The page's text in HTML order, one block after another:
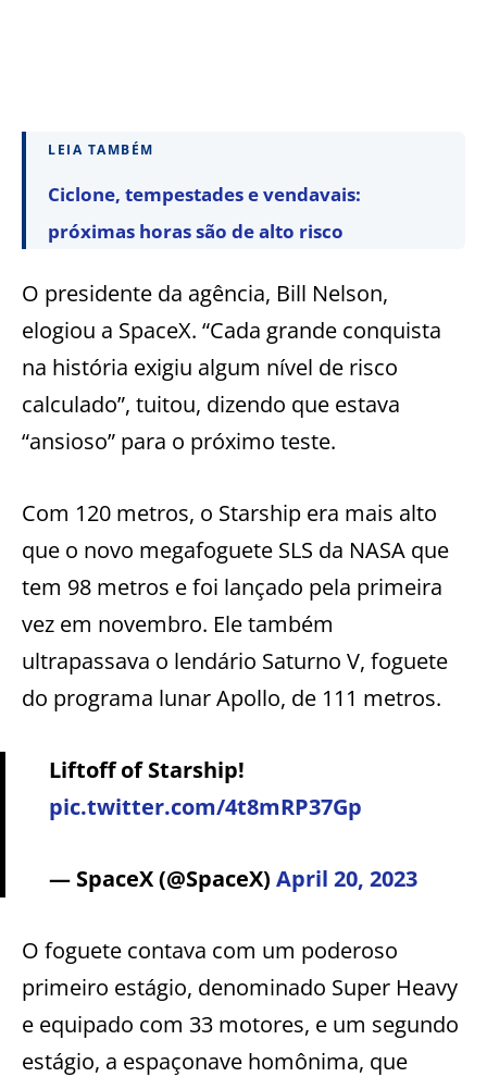
LEIA TAMBÉM
Ciclone, tempestades e vendavais:
próximas horas são de alto risco
O presidente da agência, Bill Nelson,
elogiou a SpaceX. “Cada grande conquista
na história exigiu algum nível de risco
calculado”, tuitou, dizendo que estava
“ansioso” para o próximo teste.
Com 120 metros, o Starship era mais alto
que o novo megafoguete SLS da NASA que
tem 98 metros e foi lançado pela primeira
vez em novembro. Ele também
ultrapassava o lendário Saturno V, foguete
do programa lunar Apollo, de 111 metros.
Liftoff of Starship!
pic.twitter.com/4t8mRP37Gp
— SpaceX (@SpaceX) April 20, 2023
O foguete contava com um poderoso
primeiro estágio, denominado Super Heavy
e equipado com 33 motores, e um segundo
estágio, a espaçonave homônima, que